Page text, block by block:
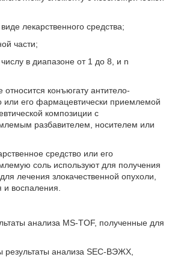
лекарственного средства;
части;
в диапазоне от 1 до 8, и n
конъюгату антитело-
или его фармацевтически приемлемой
композиции с
разбавителем, носителем или
средство или его
соль используют для получения
лечения злокачественной опухоли,
воспаления.
анализа MS-TOF, полученные для
результаты анализа SEC-ВЭЖХ,